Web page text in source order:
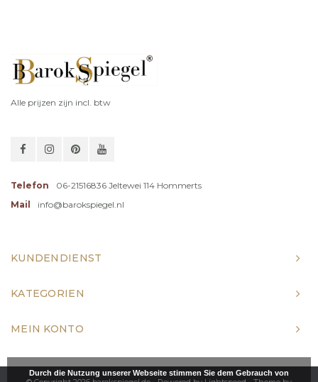
Alle prijzen zijn incl. btw
Telefon
06-21516836 Jeltewei 114 Hommerts
Mail
info@barokspiegel.nl
KUNDENDIENST
KATEGORIEN
MEIN KONTO
Durch die Nutzung unserer Webseite stimmen Sie dem Gebrauch von